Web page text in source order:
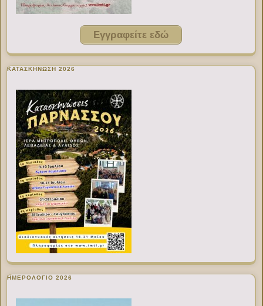
Εγγραφείτε εδώ
ΚΑΤΑΣΚΗΝΩΣΗ 2026
ΗΜΕΡΟΛΟΓΙΟ 2026